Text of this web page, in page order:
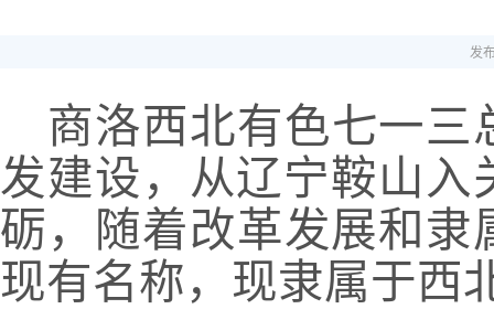
发
商洛西北有色七一三
发建设，从辽宁鞍山入
砺，随着改革发展和隶
现有名称，现隶属于西